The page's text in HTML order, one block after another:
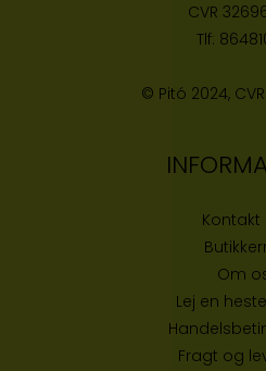
CVR
Tlf:
© Pitó 2024, CVR
Kontakt
Butikke
Om
Lej en
Fragt og